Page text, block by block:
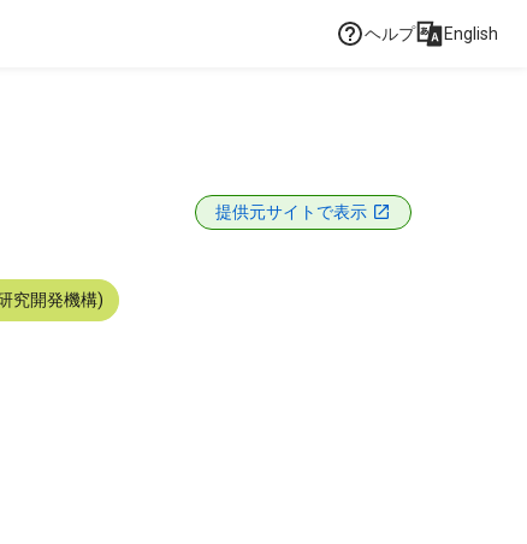
ヘルプ English
提供元サイトで表示
究開発機構)